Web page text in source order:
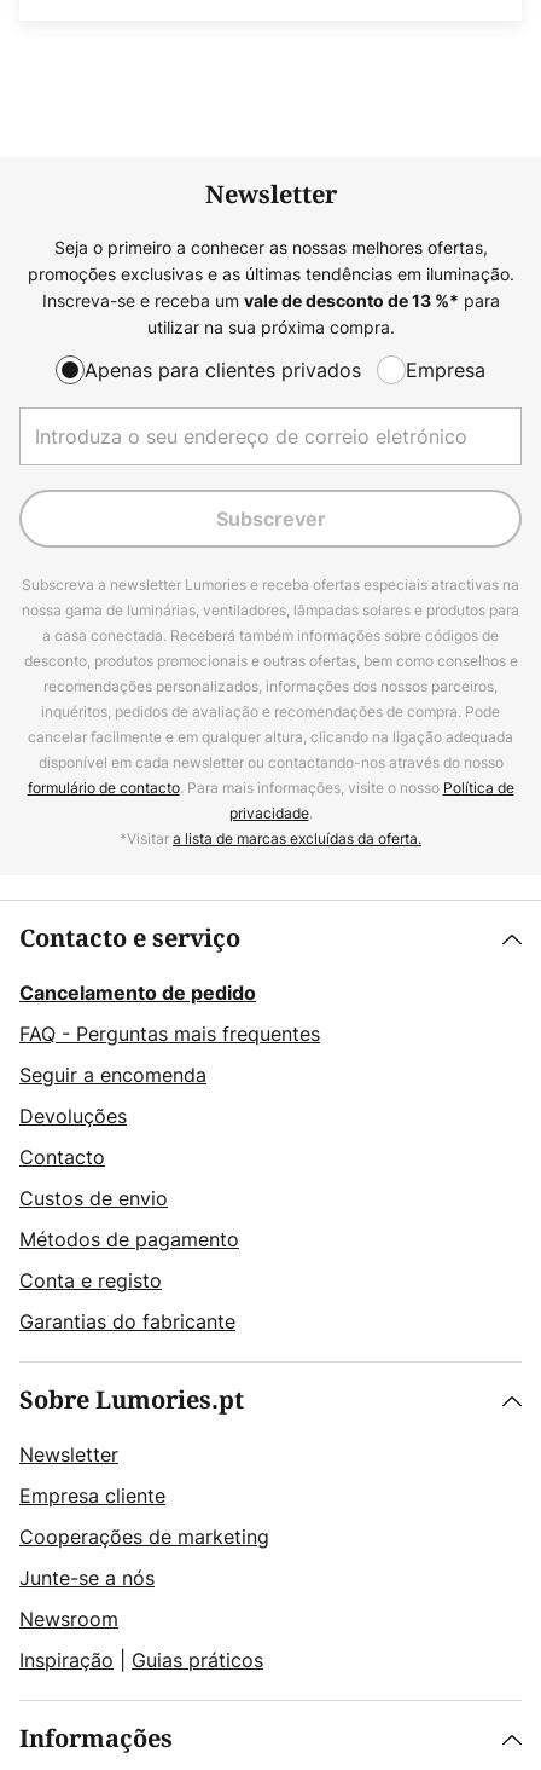
Newsletter
Seja o primeiro a conhecer as nossas melhores ofertas,
promoções exclusivas e as últimas tendências em iluminação.
Inscreva-se e receba um vale de desconto de13%* para
utilizar na sua próxima compra.
Apenas para clientes privados Empresa
Subscrever
Subscreva a newsletter Lumories e receba ofertas especiais atractivas na
nossa gama de luminárias, ventiladores, lâmpadas solares e produtos para
a casa conectada. Receberá também informações sobre códigos de
desconto, produtos promocionais e outras ofertas, bem como conselhos e
recomendações personalizados, informações dos nossos parceiros,
inquéritos, pedidos de avaliação e recomendações de compra. Pode
cancelar facilmente e em qualquer altura, clicando na ligação adequada
disponível em cada newsletter ou contactando-nos através do nosso
formulário de contacto. Para mais informações, visite o nosso Política de
privacidade.
*Visitara lista de marcas excluídas da oferta.
Contacto e serviço
Cancelamento de pedido
FAQ - Perguntas mais frequentes
Seguir a encomenda
Devoluções
Contacto
Custos de envio
Métodos de pagamento
Conta e registo
Garantias do fabricante
Sobre Lumories.pt
Newsletter
Empresa cliente
Cooperações de marketing
Junte-se a nós
Newsroom
Inspiração
Guias práticos
Informações